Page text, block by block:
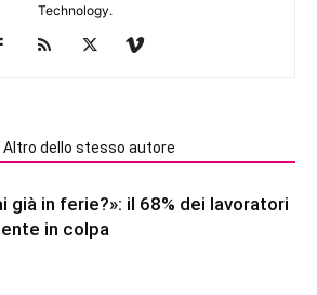
Technology.
Altro dello stesso autore
già in ferie?»: il 68% dei lavoratori
in colpa